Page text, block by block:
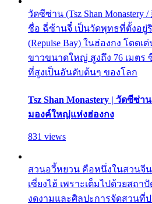
วัดซีซ่าน (Tsz Shan
ชื่อ ฉี่ซ้านจี๋ เป็นวัดพุทธที่ตั้งอยู่
(Repulse Bay) ในฮ่องกง โดด
ขาวขนาดใหญ่ สูงถึง 76 เมตร
ที่สูงเป็นอันดับต้นๆ ของโลก
Tsz Shan Monastery | วัดซีซ่
มองค์ใหญ่แห่งฮ่องกง
831 views
สวนอวี้หยวน คือหนึ่งในสวนจี
เซี่ยงไฮ้ เพราะเต็มไปด้วยสถ
งดงามและศิลปะการจัดสวนที่